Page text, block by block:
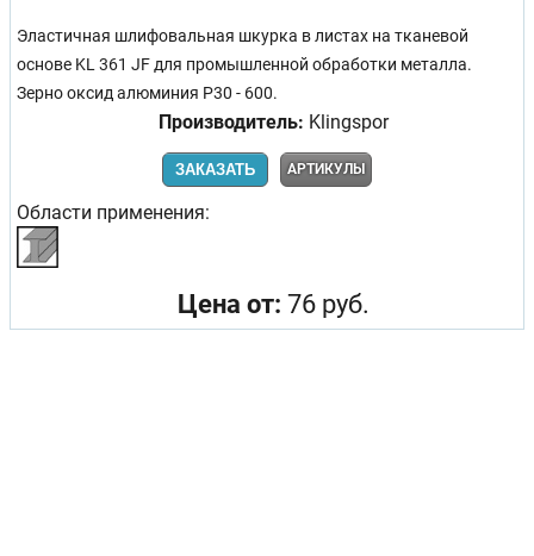
Эластичная шлифовальная шкурка в листах на тканевой
основе KL 361 JF для промышленной обработки металла.
Зерно оксид алюминия Р30 - 600.
Производитель: Klingspor
ЗАКАЗАТЬ АРТИКУЛЫ
Области применения:
Цена от: 76 руб.